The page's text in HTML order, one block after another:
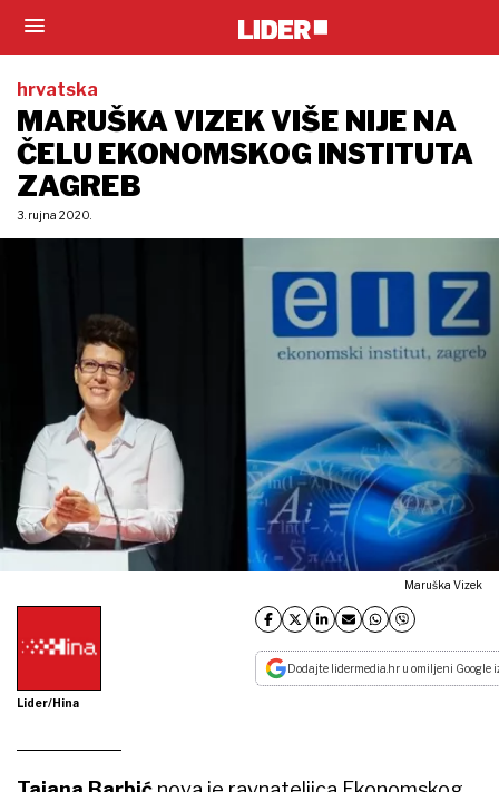
hrvatska
MARUŠKA VIZEK VIŠE NIJE NA
ČELU EKONOMSKOG INSTITUTA
ZAGREB
3. rujna 2020.
Maruška Vizek
Lider/Hina
Dodajte lidermedia.hr u omiljeni Google